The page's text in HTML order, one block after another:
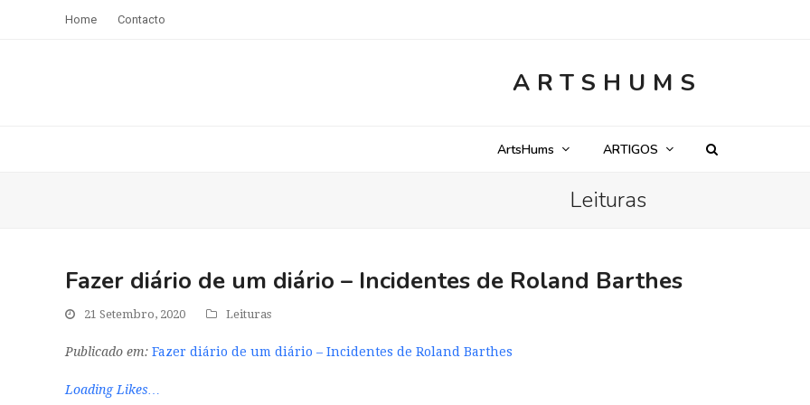
Home Contacto
ARTSHUMS
ArtsHums ARTIGOS
Leituras
Fazer diário de um diário – Incidentes de Roland Barthes
21 Setembro, 2020 Leituras
Publicado em: Fazer diário de um diário – Incidentes de Roland Barthes
Loading Likes…